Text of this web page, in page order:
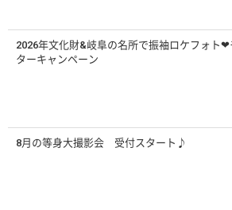
2026年文化財&岐阜の名所で振袖ロケフォト❤
ターキャンペーン
8月の等身大撮影会 受付スタート♪